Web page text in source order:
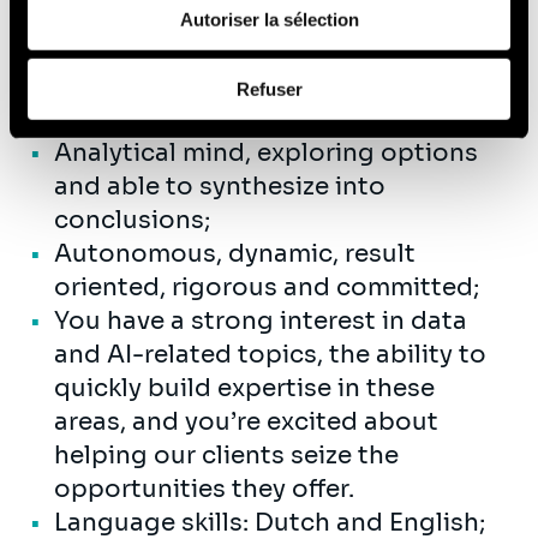
de leurs services (cookies tiers).
vous pouvez nous contacter et comment nous traitons
Politique de protection des données à caractère
personnel.
Autoriser la sélection
Refuser
digital analytical and management
solutions like Adobe, Google ad
manager, programmatic advertising,
etc.;
Analytical mind, exploring options
and able to synthesize into
conclusions;
Autonomous, dynamic, result
oriented, rigorous and committed;
You have a strong interest in data
and AI-related topics, the ability to
quickly build expertise in these
areas, and you’re excited about
helping our clients seize the
opportunities they offer.
Language skills: Dutch and English;